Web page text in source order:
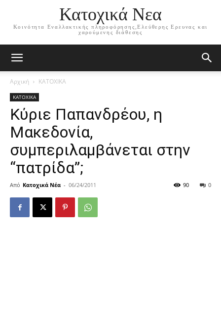
Κατοχικά Νεα
Κοινότητα Εναλλακτικής πληροφόρησης,Ελεύθερης Ερευνας και
χαρούμενης διάθεσης
Αρχική ΚΑΤΟΧΙΚΑ
ΚΑΤΟΧΙΚΑ
Κύριε Παπανδρέου, η
Μακεδονία,
συμπεριλαμβάνεται στην
“πατρίδα”;
Από Κατοχικά Νέα - 06/24/2011 0
90